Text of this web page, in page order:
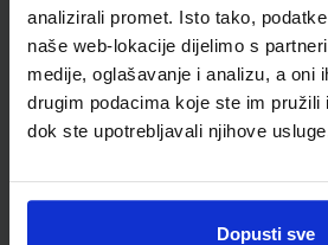
analizirali promet. Isto tako,
naše web-lokacije dijelimo s
medije, oglašavanje i analizu, a oni
drugim podacima koje ste im pružili
dok ste upotrebljavali njihove
Dopusti sve
3,10 €